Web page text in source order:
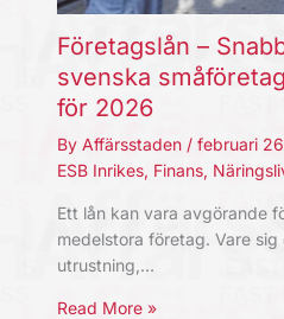
Företagslån –
svenska
för 2026
By Affärsstaden / februari
ESB Inrikes, Finans,
Ett lån kan vara avgörande
medelstora företag. Vare
utrustning,…
Read More »